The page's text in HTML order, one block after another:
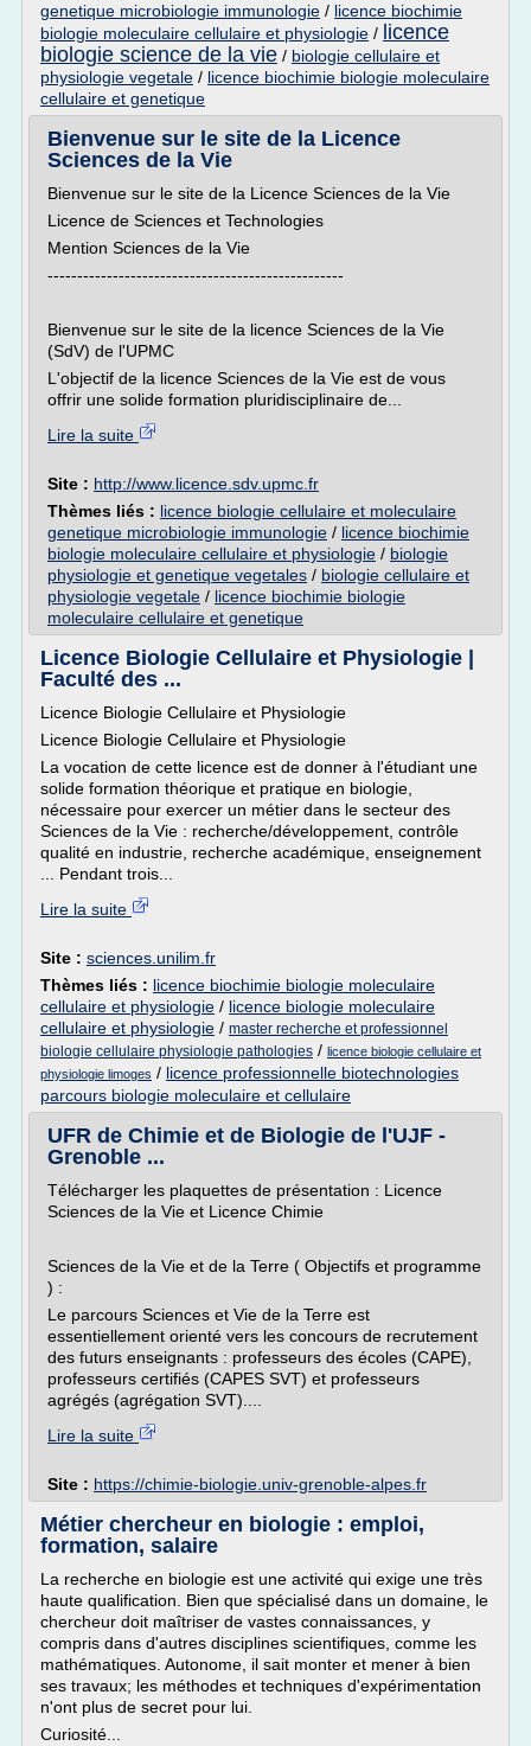
genetique microbiologie immunologie / licence biochimie
biologie moleculaire cellulaire et physiologie / licence
biologie science de la vie / biologie cellulaire et
physiologie vegetale / licence biochimie biologie moleculaire
cellulaire et genetique
Bienvenue sur le site de la Licence
Sciences de la Vie
Bienvenue sur le site de la Licence Sciences de la Vie
Licence de Sciences et Technologies
Mention Sciences de la Vie
--------------------------------------------------
Bienvenue sur le site de la licence Sciences de la Vie
(SdV) de l'UPMC
L'objectif de la licence Sciences de la Vie est de vous
offrir une solide formation pluridisciplinaire de...
Lire la suite
Site : http://www.licence.sdv.upmc.fr
Thèmes liés : licence biologie cellulaire et moleculaire
genetique microbiologie immunologie / licence biochimie
biologie moleculaire cellulaire et physiologie / biologie
physiologie et genetique vegetales / biologie cellulaire et
physiologie vegetale / licence biochimie biologie
moleculaire cellulaire et genetique
Licence Biologie Cellulaire et Physiologie |
Faculté des ...
Licence Biologie Cellulaire et Physiologie
Licence Biologie Cellulaire et Physiologie
La vocation de cette licence est de donner à l'étudiant une
solide formation théorique et pratique en biologie,
nécessaire pour exercer un métier dans le secteur des
Sciences de la Vie : recherche/développement, contrôle
qualité en industrie, recherche académique, enseignement
... Pendant trois...
Lire la suite
Site : sciences.unilim.fr
Thèmes liés : licence biochimie biologie moleculaire
cellulaire et physiologie / licence biologie moleculaire
cellulaire et physiologie / master recherche et professionnel
biologie cellulaire physiologie pathologies / licence biologie cellulaire et
physiologie limoges / licence professionnelle biotechnologies
parcours biologie moleculaire et cellulaire
UFR de Chimie et de Biologie de l'UJF -
Grenoble ...
Télécharger les plaquettes de présentation : Licence
Sciences de la Vie et Licence Chimie
Sciences de la Vie et de la Terre ( Objectifs et programme
) :
Le parcours Sciences et Vie de la Terre est
essentiellement orienté vers les concours de recrutement
des futurs enseignants : professeurs des écoles (CAPE),
professeurs certifiés (CAPES SVT) et professeurs
agrégés (agrégation SVT)....
Lire la suite
Site : https://chimie-biologie.univ-grenoble-alpes.fr
Métier chercheur en biologie : emploi,
formation, salaire
La recherche en biologie est une activité qui exige une très
haute qualification. Bien que spécialisé dans un domaine, le
chercheur doit maîtriser de vastes connaissances, y
compris dans d'autres disciplines scientifiques, comme les
mathématiques. Autonome, il sait monter et mener à bien
ses travaux; les méthodes et techniques d'expérimentation
n'ont plus de secret pour lui.
Curiosité...